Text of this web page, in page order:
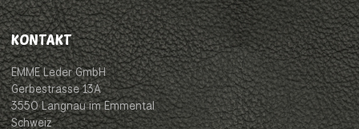
KONTAKT
EMME Leder GmbH
Gerbestrasse 13A
3550 Langnau im Emmental
Schweiz